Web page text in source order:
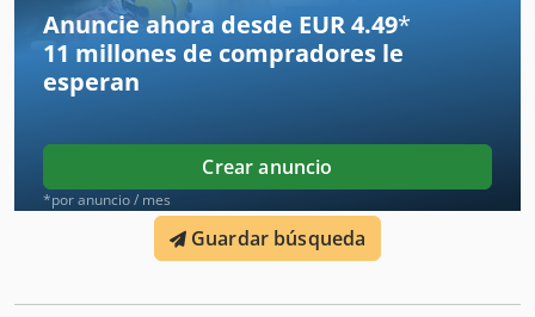
El artículo se encuentra en 49419 Wagenfeld-Ströhen,
donde debe ser recogido por el comprador. Esta oferta se
refiere exclusivamente al objeto descrito. Otros artículos
que puedan aparecer en algunas imágenes pueden
inventario: 2926-26
Anuncie ahora desde EUR 4.49*
11 millones de compradores le
esperan
Crear anuncio
*por anuncio / mes
Guardar búsqueda